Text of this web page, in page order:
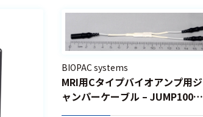
BIOPAC systems
MRI用Cタイプバイオアンプ用ジ
ャンパーケーブル – JUMP100C-